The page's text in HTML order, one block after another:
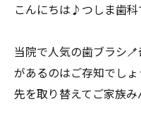
こんにちは♪つしま歯科
当院で人気の歯ブラシ
があるのはご存知でし
先を取り替えてご家族